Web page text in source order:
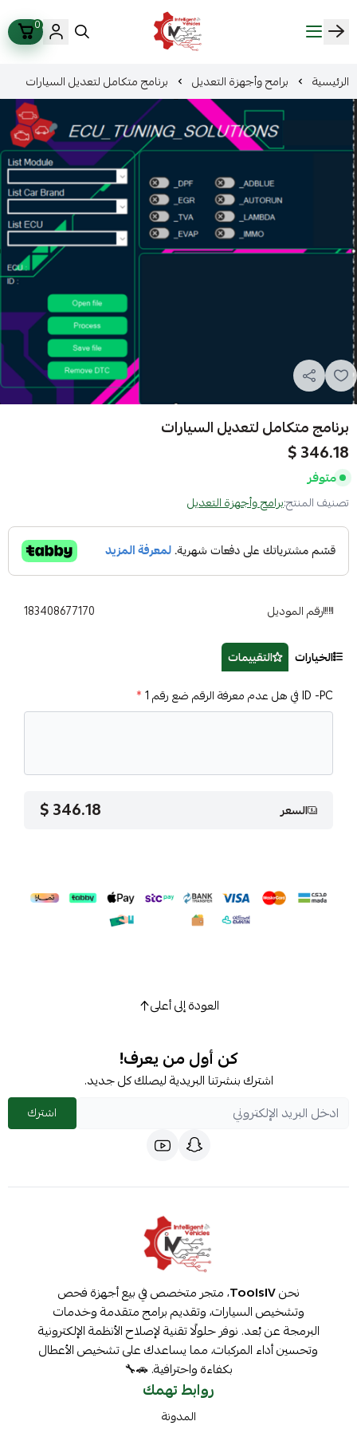
ذكاء المركبات Intelligent Vehicles
0
الرئيسية برامح وأجهزة التعديل برنامج متكامل لتعديل السيارات
برنامج متكامل لتعديل السيارات
346.18 $
متوفر
تصنيف المنتج:برامح وأجهزة التعديل
رقم الموديل 183408677170
الخيارات
التقييمات
ID -PC في هل عدم معرفة الرقم ضع رقم 1
*
السعر 346.18 $
العودة إلى أعلى
كن أول من يعرف!
اشترك بنشرتنا البريدية ليصلك كل جديد.
اشترك
نحنToolsIV، متجر متخصص في بيع أجهزة فحص
وتشخيص السيارات، وتقديم برامج متقدمة وخدمات
البرمجة عن بُعد. نوفر حلولًا تقنية لإصلاح الأنظمة الإلكترونية
وتحسين أداء المركبات، مما يساعدك على تشخيص الأعطال
بكفاءة واحترافية. 🚗🔧
روابط تهمك
المدونة